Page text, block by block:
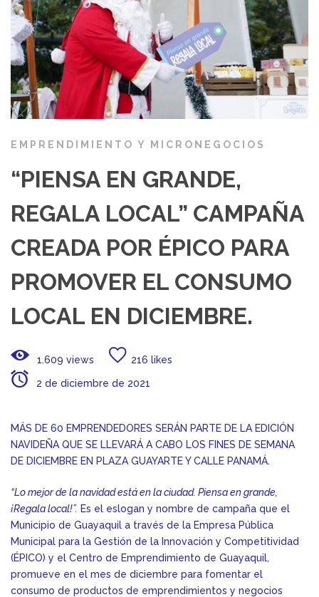
EMPRENDIMIENTO Y MICRONEGOCIOS
“PIENSA EN GRANDE,
REGALA LOCAL” CAMPAÑA
CREADA POR ÉPICO PARA
PROMOVER EL CONSUMO
LOCAL EN DICIEMBRE.
1.609 views 216 likes
2 de diciembre de 2021
MÁS DE 60 EMPRENDEDORES SERÁN PARTE DE LA EDICIÓN
NAVIDEÑA QUE SE LLEVARÁ A CABO LOS FINES DE SEMANA
DE DICIEMBRE EN PLAZA GUAYARTE Y CALLE PANAMÁ.
“Lo mejor de la navidad está en la ciudad. Piensa en grande,
¡Regala local!”. Es el eslogan y nombre de campaña que el
Municipio de Guayaquil a través de la Empresa Pública
Municipal para la Gestión de la Innovación y Competitividad
(ÉPICO) y el Centro de Emprendimiento de Guayaquil,
promueve en el mes de diciembre para fomentar el
consumo de productos de emprendimientos y negocios